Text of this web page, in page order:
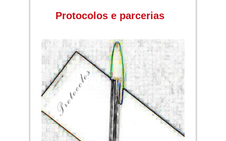
Protocolos e parcerias